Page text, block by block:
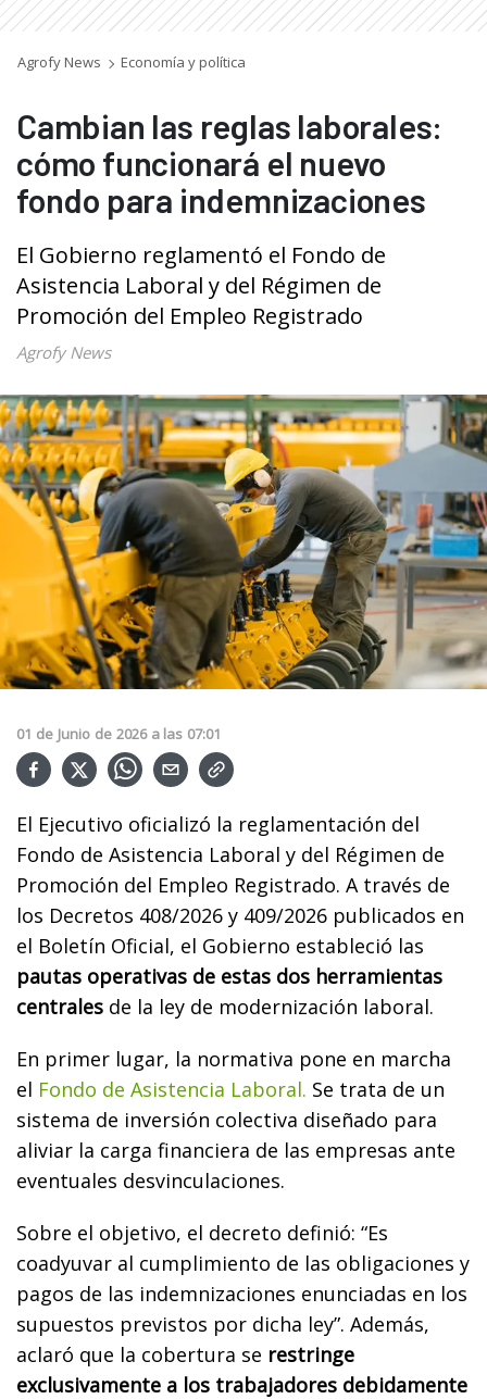
Agrofy News Economía y política
Cambian las reglas laborales:
cómo funcionará el nuevo
fondo para indemnizaciones
El Gobierno reglamentó el Fondo de
Asistencia Laboral y del Régimen de
Promoción del Empleo Registrado
Agrofy News
01 de Junio de 2026 a las 07:01
El Ejecutivo oficializó la reglamentación del
Fondo de Asistencia Laboral y del Régimen de
Promoción del Empleo Registrado. A través de
los Decretos 408/2026 y 409/2026 publicados en
el Boletín Oficial, el Gobierno estableció las
pautas operativas de estas dos herramientas
centrales de la ley de modernización laboral.
En primer lugar, la normativa pone en marcha
el Fondo de Asistencia Laboral. Se trata de un
sistema de inversión colectiva diseñado para
aliviar la carga financiera de las empresas ante
eventuales desvinculaciones.
Sobre el objetivo, el decreto definió: “Es
coadyuvar al cumplimiento de las obligaciones y
pagos de las indemnizaciones enunciadas en los
supuestos previstos por dicha ley”. Además,
aclaró que la cobertura se restringe
exclusivamente a los trabajadores debidamente